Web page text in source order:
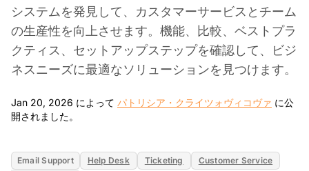
システムを発見して、カスタマーサービスとチーム
の生産性を向上させます。機能、比較、ベストプラ
クティス、セットアップステップを確認して、ビジ
ネスニーズに最適なソリューションを見つけます。
Jan 20, 2026 によって パトリシア・クライツォヴィコヴァ に公
開されました。
Email Support Help Desk Ticketing
Customer Service